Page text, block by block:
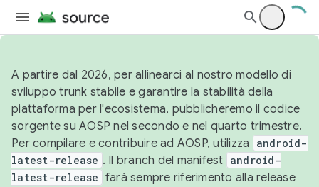
A partire dal 2026, per allinearci al nostro modello di
sviluppo trunk stabile e garantire la stabilità della
piattaforma per l'ecosistema, pubblicheremo il codice
sorgente su AOSP nel secondo e nel quarto trimestre.
Per compilare e contribuire ad AOSP, utilizza
android-
latest-release . Il branch del manifest android-
latest-release farà sempre riferimento alla release